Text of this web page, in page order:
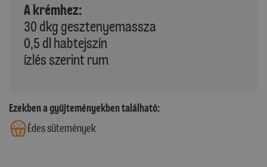
A krémhez:
30 dkg gesztenyemassza
0,5 dl habtejszín
ízlés szerint rum
Ezekben a gyűjteményekben található:
Édes sütemények